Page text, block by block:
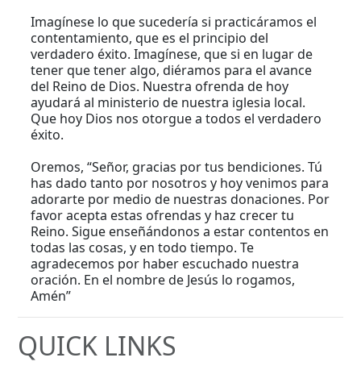
Imagínese lo que sucedería si practicáramos el
contentamiento, que es el principio del
verdadero éxito. Imagínese, que si en lugar de
tener que tener algo, diéramos para el avance
del Reino de Dios. Nuestra ofrenda de hoy
ayudará al ministerio de nuestra iglesia local.
Que hoy Dios nos otorgue a todos el verdadero
éxito.
Oremos, “Señor, gracias por tus bendiciones. Tú
has dado tanto por nosotros y hoy venimos para
adorarte por medio de nuestras donaciones. Por
favor acepta estas ofrendas y haz crecer tu
Reino. Sigue enseñándonos a estar contentos en
todas las cosas, y en todo tiempo. Te
agradecemos por haber escuchado nuestra
oración. En el nombre de Jesús lo rogamos,
Amén”
QUICK LINKS